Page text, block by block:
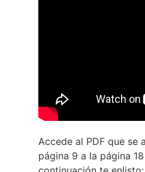
Accede al PDF que se
página 9 a la página